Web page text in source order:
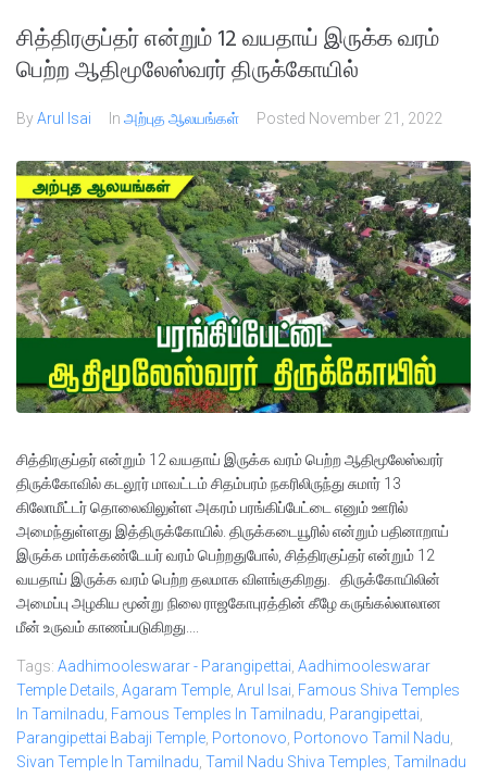
சித்திரகுப்தர் என்றும் 12 வயதாய் இருக்க வரம்
பெற்ற ஆதிமூலேஸ்வரர் திருக்கோயில்
ByArul Isai In அற்புத ஆலயங்கள் Posted November 21, 2022
சித்திரகுப்தர் என்றும் 12 வயதாய் இருக்க வரம் பெற்ற ஆதிமூலேஸ்வரர்
திருக்கோவில் கடலூர் மாவட்டம் சிதம்பரம் நகரிலிருந்து சுமார் 13
கிலோமீட்டர் தொலைவிலுள்ள அகரம் பரங்கிப்பேட்டை எனும் ஊரில்
அமைந்துள்ளது இத்திருக்கோயில். திருக்கடையூரில் என்றும் பதினாறாய்
இருக்க மார்க்கண்டேயர் வரம் பெற்றதுபோல், சித்திரகுப்தர் என்றும் 12
வயதாய் இருக்க வரம் பெற்ற தலமாக விளங்குகிறது. திருக்கோயிலின்
அமைப்பு அழகிய மூன்று நிலை ராஜகோபுரத்தின் கீழே கருங்கல்லாலான
மீன் உருவம் காணப்படுகிறது....
Tags: Aadhimooleswarar - Parangipettai, Aadhimooleswarar
Temple Details, Agaram Temple, Arul Isai, Famous Shiva Temples
In Tamilnadu, Famous Temples In Tamilnadu, Parangipettai,
Parangipettai Babaji Temple, Portonovo, Portonovo Tamil Nadu,
Sivan Temple In Tamilnadu, Tamil Nadu Shiva Temples, Tamilnadu